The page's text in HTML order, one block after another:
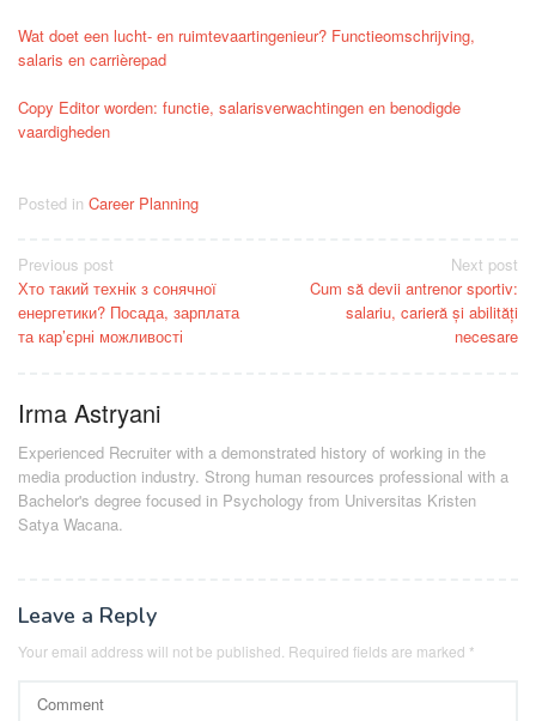
Wat doet een lucht- en ruimtevaartingenieur? Functieomschrijving,
salaris en carrièrepad
Copy Editor worden: functie, salarisverwachtingen en benodigde
vaardigheden
Posted in Career Planning
Post
navigation
Previous post
Хто такий технік з сонячної
енергетики? Посада, зарплата
та кар’єрні можливості
Next post
Cum să devii antrenor sportiv:
salariu, carieră și abilități
necesare
Irma Astryani
Experienced Recruiter with a demonstrated history of working in the
media production industry. Strong human resources professional with a
Bachelor's degree focused in Psychology from Universitas Kristen
Satya Wacana.
Leave a Reply
Your email address will not be published. Required fields are marked *